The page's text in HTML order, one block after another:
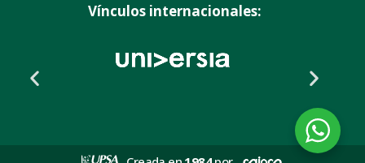
Vínculos internacionales: